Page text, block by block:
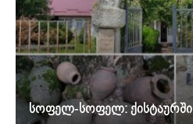
სოფელ-სოფელ: ქისტაურში